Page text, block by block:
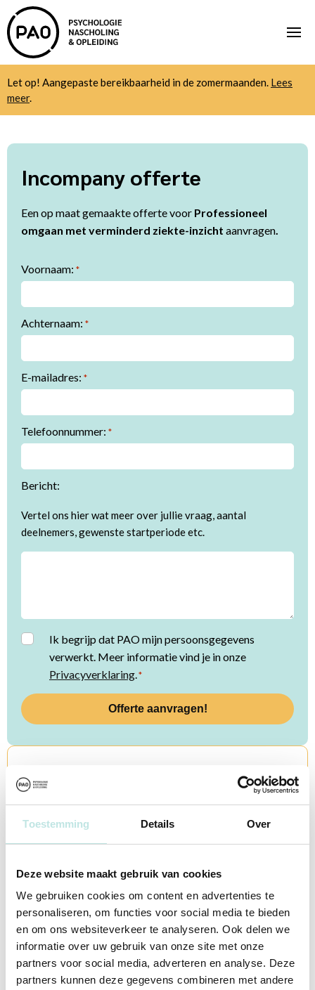
Toestemming Details Over
Deze website maakt gebruik van cookies
We gebruiken cookies om content en advertenties te
personaliseren, om functies voor social media te bieden
en om ons websiteverkeer te analyseren. Ook delen we
informatie over uw gebruik van onze site met onze
partners voor social media, adverteren en analyse. Deze
partners kunnen deze gegevens combineren met andere
Let op! Aangepaste bereikbaarheid in de zomermaanden. Lees
meer.
Incompany offerte
Een op maat gemaakte offerte voor Professioneel
omgaan met verminderd ziekte-inzicht aanvragen
Voornaam: *
Achternaam: *
E-mailadres: *
Telefoonnummer: *
Bericht:
Vertel ons hier wat meer over jullie vraag, aantal
deelnemers, gewenste startperiode etc.
InstemmingIk begrijp dat PAO mijn persoonsgegevens
verwerkt. Meer informatie vind je in onze
Privacyverklaring *
Heb je een vraag?
Onze studieadviseurs staan voor je klaar. Neem gerust
contact met ze op. Bel 085 4879310 of mail naar
Contactopties